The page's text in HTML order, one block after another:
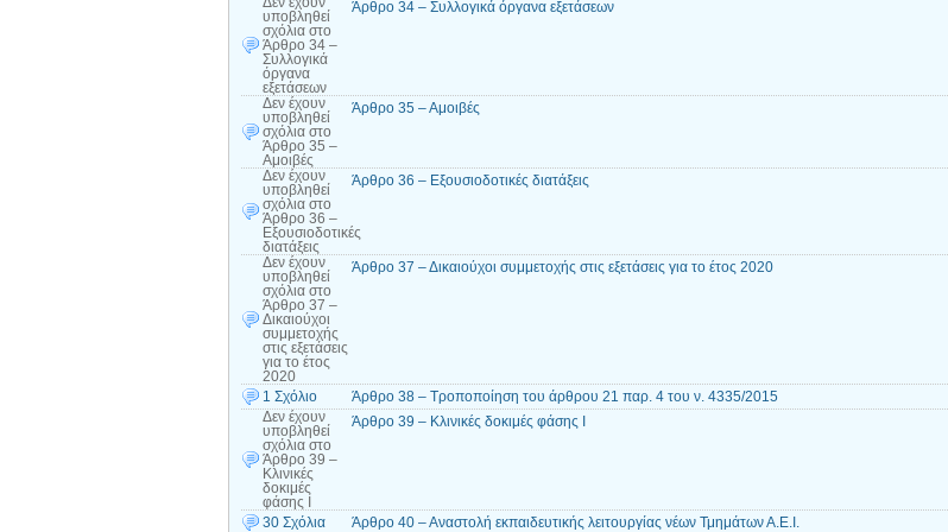
υποβληθεί
σχόλια στο
Άρθρο 34 –
Συλλογικά
όργανα
εξετάσεων
Άρθρο 34 – Συλλογικά όργανα εξετάσεων
Δεν έχουν
υποβληθεί
σχόλια στο
Άρθρο 35 –
Αμοιβές
Άρθρο 35 – Αμοιβές
Δεν έχουν
υποβληθεί
σχόλια στο
Άρθρο 36 –
Εξουσιοδοτικές
διατάξεις
Άρθρο 36 – Εξουσιοδοτικές διατάξεις
Δεν έχουν
υποβληθεί
σχόλια στο
Άρθρο 37 –
Δικαιούχοι
συμμετοχής
στις εξετάσεις
για το έτος
2020
Άρθρο 37 – Δικαιούχοι συμμετοχής στις εξετάσεις για το έτος 2020
1 Σχόλιο
Άρθρο 38 – Τροποποίηση του άρθρου 21 παρ. 4 του ν. 4335/2015
Δεν έχουν
υποβληθεί
σχόλια στο
Άρθρο 39 –
Κλινικές
δοκιμές
φάσης Ι
Άρθρο 39 – Κλινικές δοκιμές φάσης Ι
30 Σχόλια
Άρθρο 40 – Αναστολή εκπαιδευτικής λειτουργίας νέων Τμημάτων Α.Ε.Ι.